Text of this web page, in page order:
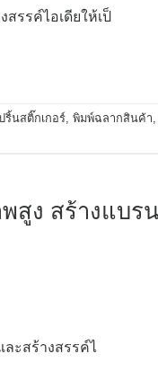
รรค์ไอเดียให้เป็
ริ้นสติ๊กเกอร์, พิมพ์ฉลากสินค้า,
ง สร้างแบร
ะสร้างสรรค์ไ